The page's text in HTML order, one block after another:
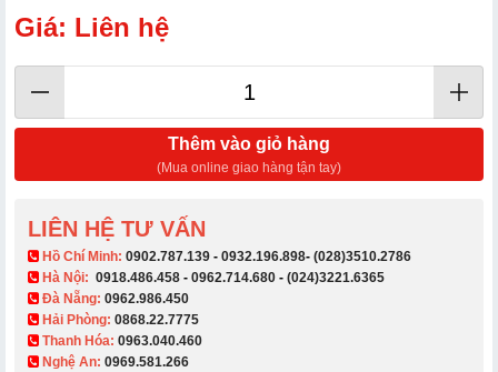
Giá: Liên hệ
Thêm vào giỏ hàng
(Mua online giao hàng tận tay)
LIÊN HỆ TƯ VẤN
​ Hồ Chí Minh: 0902.787.139 - 0932.196.898- (028)3510.2786
Hà Nội: 0918.486.458 - 0962.714.680 - (024)3221.6365
Đà Nẵng: 0962.986.450
Hải Phòng: 0868.22.7775
Thanh Hóa: 0963.040.460
Nghệ An: 0969.581.266